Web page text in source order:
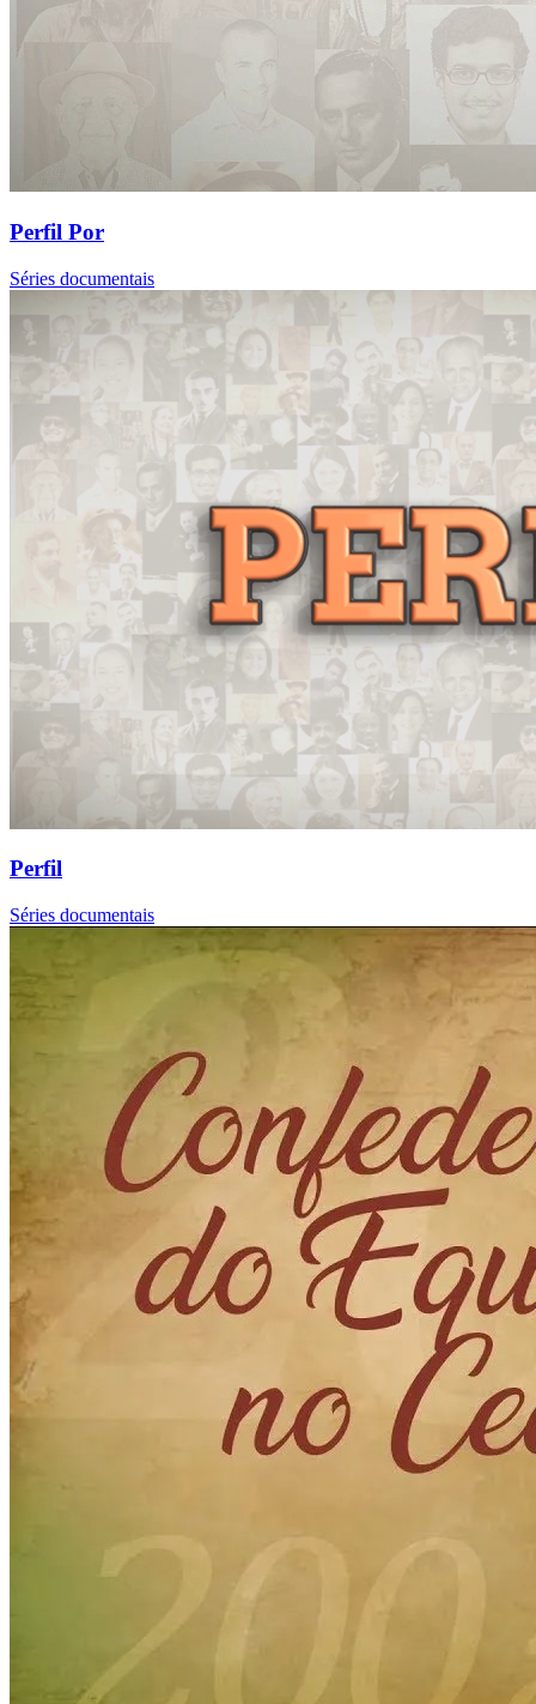
Perfil Por
Séries documentais
Perfil
Séries documentais